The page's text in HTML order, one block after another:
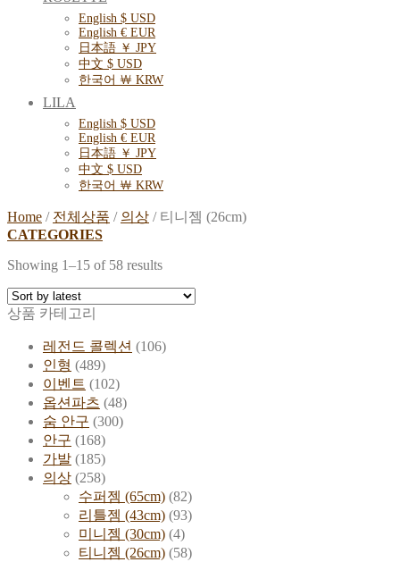
English $ USD
English € EUR
日本語 ￥ JPY
中文 $ USD
한국어 ￦ KRW
LILA
English $ USD
English € EUR
日本語 ￥ JPY
中文 $ USD
한국어 ￦ KRW
Home / 전체상품 / 의상 /티니젬 (26cm)
CATEGORIES
Showing 1–15 of 58 results
상품 카테고리
레전드 콜렉션 (106)
인형 (489)
이벤트 (102)
옵션파츠 (48)
숨 안구 (300)
안구 (168)
가발 (185)
의상 (258)
수퍼젬 (65cm) (82)
리틀젬 (43cm) (93)
미니젬 (30cm) (4)
티니젬 (26cm) (58)